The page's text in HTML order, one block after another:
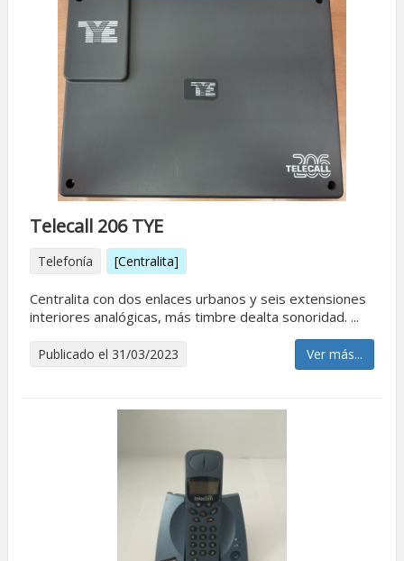
Telecall 206 TYE
Telefonía [Centralita]
Centralita con dos enlaces urbanos y seis extensiones
interiores analógicas, más timbre dealta sonoridad. ...
Publicado el 31/03/2023 Ver más...